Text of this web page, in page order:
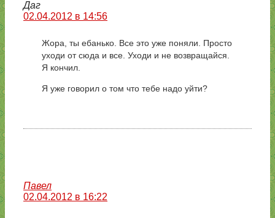
Даг
02.04.2012 в 14:56
Жора, ты ебанько. Все это уже поняли. Просто
уходи от сюда и все. Уходи и не возвращайся.
Я кончил.
Я уже говорил о том что тебе надо уйти?
Павел
02.04.2012 в 16:22